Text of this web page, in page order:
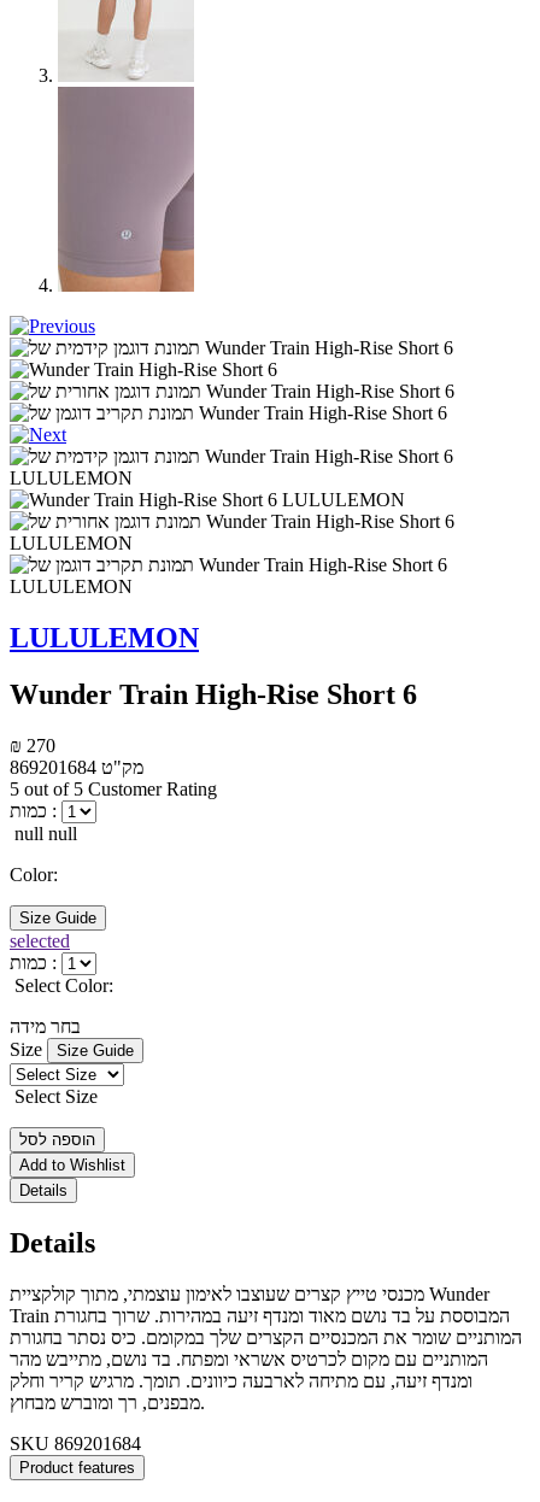
LULULEMON
Wunder Train High-Rise Short 6
₪ 270
מק"ט 869201684
5 out of 5 Customer Rating
כמות :
null null
Color:
Size Guide
selected
כמות :
Select Color:
בחר מידה
Size
Size Guide
Select Size
הוספה לסל
Add to Wishlist
Details
Details
מכנסי טייץ קצרים שעוצבו לאימון עוצמתי, מתוך קולקציית Wunder
Train המבוססת על בד נושם מאוד ומנדף זיעה במהירות. שרוך בחגורת
המותניים שומר את המכנסיים הקצרים שלך במקומם. כיס נסתר בחגורת
המותניים עם מקום לכרטיס אשראי ומפתח. בד נושם, מתייבש מהר
ומנדף זיעה, עם מתיחה לארבעה כיוונים. תומך. מרגיש קריר וחלק
מבפנים, רך ומוברש מבחוץ.
SKU 869201684
Product features